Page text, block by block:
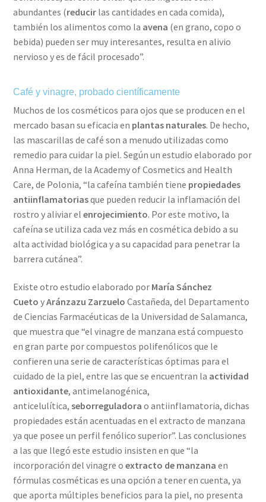
abundantes (reducir las cantidades en cada comida),
también los alimentos como la avena (en grano, copo o
bebida) pueden ser muy interesantes, resulta en alivio
nervioso y es de fácil procesado”.
Café y vinagre, probado científicamente
Muchos de los cosméticos para ojos que se producen en el
mercado basan su eficacia en plantas naturales. De hecho,
las mascarillas de café son a menudo utilizadas como
remedio para cuidar la piel. Según un estudio elaborado por
Anna Herman, de la Academy of Cosmetics and Health
Care, de Polonia, “la cafeína también tiene propiedades
antiinflamatoriasque pueden reducir la inflamación del
rostro y aliviar elenrojecimiento. Por este motivo, la
cafeína se utiliza cada vez más en cosmética debido a su
alta actividad biológica y a su capacidad para penetrar la
barrera cutánea”.
Existe otro estudio elaborado por María Sánchez
Cueto yAránzazu Zarzuelo Castañeda, del Departamento
de Ciencias Farmacéuticas de la Universidad de Salamanca,
que muestra que “el vinagre de manzana está compuesto
en gran parte por compuestos polifenólicos que le
confieren una serie de características óptimas para el
cuidado de la piel, entre las que se encuentran la actividad
antioxidante, antimelanogénica,
anticelulítica,seborreguladora o antiinflamatoria, dichas
propiedades están acentuadas en el extracto de manzana
ya que posee un perfil fenólico superior”. Las conclusiones
a las que llegó este estudio insisten en que “la
incorporación del vinagre oextracto de manzanaen
fórmulas cosméticas es una opción a tener en cuenta, ya
que aporta múltiples beneficios para la piel, no presenta